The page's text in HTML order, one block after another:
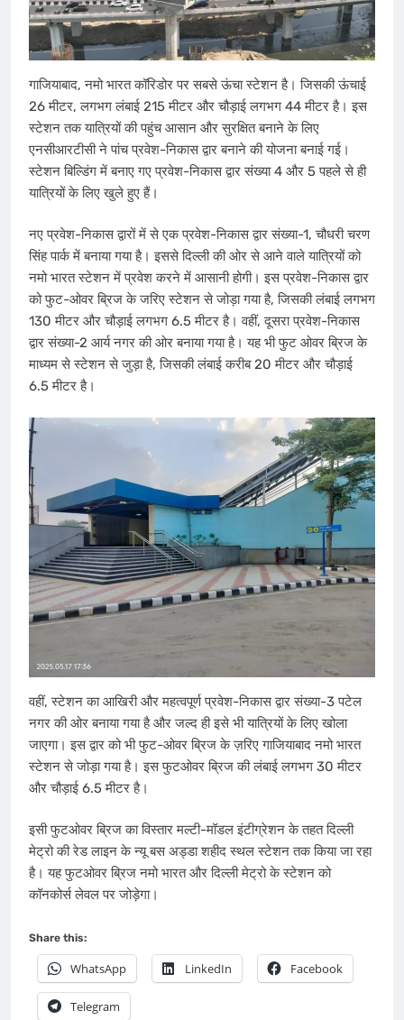
गाजियाबाद, नमो भारत कॉरिडोर पर सबसे ऊंचा स्टेशन है। जिसकी ऊंचाई
26 मीटर, लगभग लंबाई 215 मीटर और चौड़ाई लगभग 44 मीटर है। इस
स्टेशन तक यात्रियों की पहुंच आसान और सुरक्षित बनाने के लिए
एनसीआरटीसी ने पांच प्रवेश-निकास द्वार बनाने की योजना बनाई गई।
स्टेशन बिल्डिंग में बनाए गए प्रवेश-निकास द्वार संख्या 4 और 5 पहले से ही
यात्रियों के लिए खुले हुए हैं।
नए प्रवेश-निकास द्वारों में से एक प्रवेश-निकास द्वार संख्या-1, चौधरी चरण
सिंह पार्क में बनाया गया है। इससे दिल्ली की ओर से आने वाले यात्रियों को
नमो भारत स्टेशन में प्रवेश करने में आसानी होगी। इस प्रवेश-निकास द्वार
को फुट-ओवर ब्रिज के जरिए स्टेशन से जोड़ा गया है, जिसकी लंबाई लगभग
130 मीटर और चौड़ाई लगभग 6.5 मीटर है। वहीं, दूसरा प्रवेश-निकास
द्वार संख्या-2 आर्य नगर की ओर बनाया गया है। यह भी फुट ओवर ब्रिज के
माध्यम से स्टेशन से जुड़ा है, जिसकी लंबाई करीब 20 मीटर और चौड़ाई
6.5 मीटर है।
वहीं, स्टेशन का आखिरी और महत्वपूर्ण प्रवेश-निकास द्वार संख्या-3 पटेल
नगर की ओर बनाया गया है और जल्द ही इसे भी यात्रियों के लिए खोला
जाएगा। इस द्वार को भी फुट-ओवर ब्रिज के ज़रिए गाजियाबाद नमो भारत
स्टेशन से जोड़ा गया है। इस फुटओवर ब्रिज की लंबाई लगभग 30 मीटर
और चौड़ाई 6.5 मीटर है।
इसी फुटओवर ब्रिज का विस्तार मल्टी-मॉडल इंटीग्रेशन के तहत दिल्ली
मेट्रो की रेड लाइन के न्यू बस अड्डा शहीद स्थल स्टेशन तक किया जा रहा
है। यह फुटओवर ब्रिज नमो भारत और दिल्ली मेट्रो के स्टेशन को
कॉनकोर्स लेवल पर जोड़ेगा।
Share this:
WhatsApp LinkedIn Facebook
Telegram